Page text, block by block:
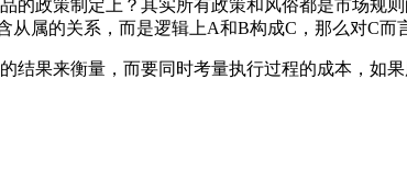
政策制定上？其实所有政策和风俗都是市场规
属的关系，而是逻辑上A和B构成C，那么对C而
果来衡量，而要同时考量执行过程的成本，如果